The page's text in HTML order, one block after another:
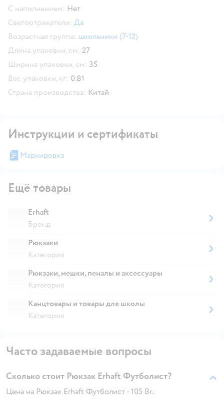
С наполнением: Нет
Светоотражатели: Да
Возрастная группа: школьники (7-12)
Длина упаковки, см: 27
Ширина упаковки, см: 35
Вес упаковки, кг: 0.81
Страна производства: Китай
Инструкции и сертификаты
Маркировка
Ещё товары
Erhaft
Бренд
Рюкзаки
Категория
Рюкзаки, мешки, пеналы и аксессуары
Категория
Канцтовары и товары для школы
Категория
Часто задаваемые вопросы
Сколько стоит Рюкзак Erhaft Футболист?
Цена на Рюкзак Erhaft Футболист - 105 Br.